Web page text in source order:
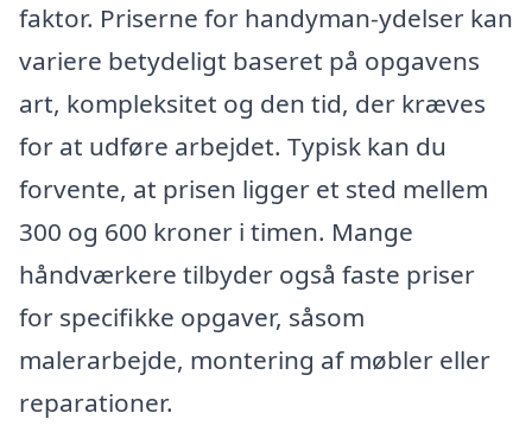
faktor. Priserne for handyman-ydelser kan
variere betydeligt baseret på opgavens
art, kompleksitet og den tid, der kræves
for at udføre arbejdet. Typisk kan du
forvente, at prisen ligger et sted mellem
300 og 600 kroner i timen. Mange
håndværkere tilbyder også faste priser
for specifikke opgaver, såsom
malerarbejde, montering af møbler eller
reparationer.